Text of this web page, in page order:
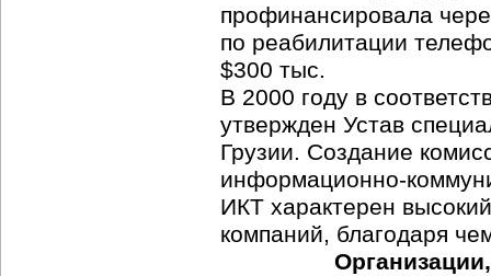
профинансировала
по реабилитации
$300 тыс.
В 2000 году в
утвержден Устав
Грузии. Создание
информационно-
ИКТ характерен
компаний, благодаря